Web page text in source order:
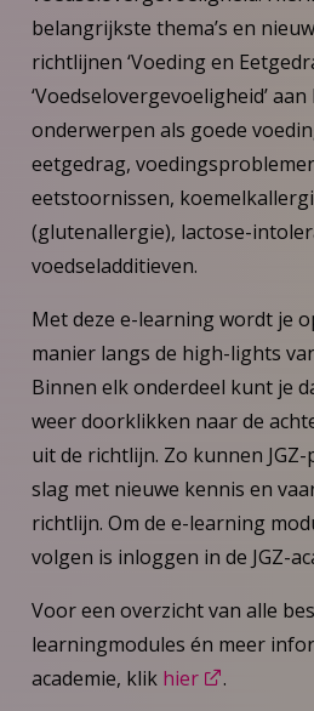
belangrijkste thema’s en
richtlijnen ‘Voeding en
‘Voedselovergevoeligheid’
onderwerpen als goede
eetgedrag,
eetstoornissen,
(glutenallergie), lactose-
voedseladditieven.
Met deze e-learning wordt je
manier langs de high-lights
Binnen elk onderdeel kunt je
weer doorklikken naar de
uit de richtlijn. Zo kunnen
slag met nieuwe kennis en
richtlijn. Om de e-learning
volgen is inloggen in de JGZ-
Voor een overzicht van alle
learningmodules én meer
academie, klik hier
.